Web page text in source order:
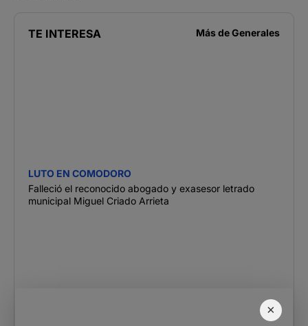
×
TE INTERESA Más deGenerales
LUTO EN COMODORO
Falleció el reconocido abogado y exasesor letrado
municipal Miguel Criado Arrieta